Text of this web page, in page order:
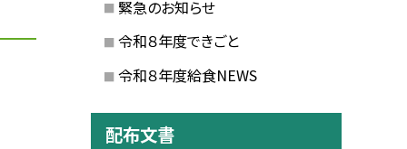
緊急のお知らせ
令和８年度できごと
令和８年度給食NEWS
配布文書